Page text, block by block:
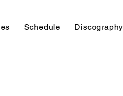
Schedule Discography